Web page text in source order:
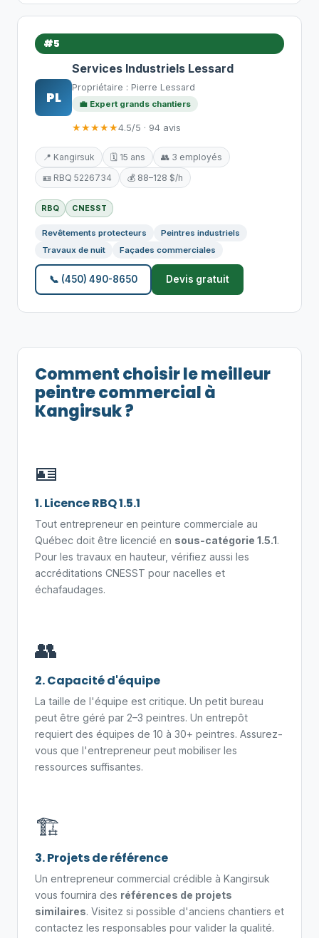
#5
PL
Services Industriels Lessard
Propriétaire : Pierre Lessard
💼 Expert grands chantiers
★★★★★4.5/5 · 94 avis
📍 Kangirsuk 🗓️ 15 ans
👥 3 employés
🪪 RBQ 5226734
💰 88–128 $/h
RBQ CNESST
Revêtements protecteurs
Peintres industriels
Travaux de nuit
Façades commerciales
📞 (450) 490-8650 Devis gratuit
Comment choisir le meilleur
peintre commercial à
Kangirsuk ?
🪪
1. Licence RBQ 1.5.1
Tout entrepreneur en peinture commerciale au
Québec doit être licencié en sous-catégorie 1.5.1.
Pour les travaux en hauteur, vérifiez aussi les
accréditations CNESST pour nacelles et
échafaudages.
👥
2. Capacité d'équipe
La taille de l'équipe est critique. Un petit bureau
peut être géré par 2–3 peintres. Un entrepôt
requiert des équipes de 10 à 30+ peintres. Assurez-
vous que l'entrepreneur peut mobiliser les
ressources suffisantes.
🏗️
3. Projets de référence
Un entrepreneur commercial crédible à Kangirsuk
vous fournira des références de projets
similaires. Visitez si possible d'anciens chantiers et
contactez les responsables pour valider la qualité.